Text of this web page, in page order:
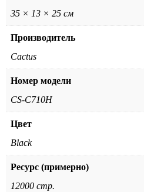
35 × 13 × 25 см
Производитель
Cactus
Номер модели
CS-C710H
Цвет
Black
Ресурс (примерно)
12000 стр.